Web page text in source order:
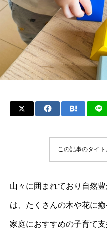
この記事のタイ
山々に囲まれており自然
は、たくさんの木や花に
家庭におすすめの子育て